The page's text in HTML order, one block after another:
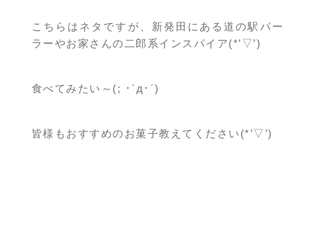
こちらはネタですが、新発田にある道の駅パー
ラーやお家さんの二郎系インスパイア(*’▽’)
食べてみたい～(; ･`д･´)
皆様もおすすめのお菓子教えてください(*’▽’)